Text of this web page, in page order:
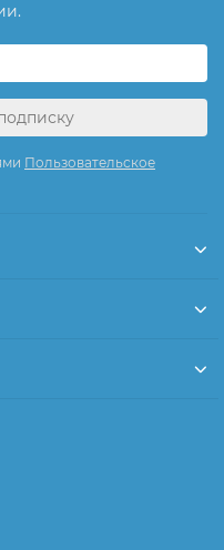
Пользовательское